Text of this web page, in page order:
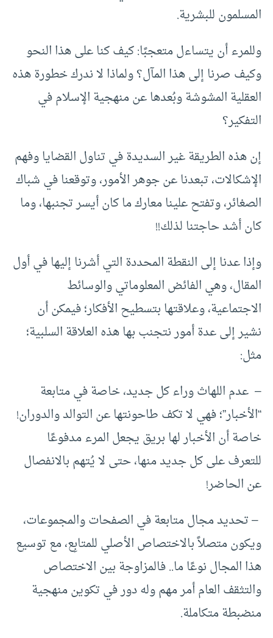
المسلمون للبشرية.
وللمرء أن يتساءل متعجبًا: كيف كنا على هذا النحو
وكيف صرنا إلى هذا المآل؟ ولماذا لا ندرك خطورة هذه
العقلية المشوشة وبُعدها عن منهجية الإسلام في
التفكير؟
إن هذه الطريقة غير السديدة في تناول القضايا وفهم
الإشكالات، تبعدنا عن جوهر الأمور، وتوقعنا في شباك
الصغائر، وتفتح علينا معارك ما كان أيسر تجنبها، وما
كان أشد حاجتنا لذلك!!
وإذا عدنا إلى النقطة المحددة التي أشرنا إليها في أول
المقال، وهي الفائض المعلوماتي والوسائط
الاجتماعية، وعلاقتها بتسطيح الأفكار؛ فيمكن أن
نشير إلى عدة أمور نتجنب بها هذه العلاقة السلبية؛
مثل:
– عدم اللهاث وراء كل جديد، خاصة في متابعة
“الأخبار”؛ فهي لا تكف طاحونتها عن التوالد والدوران!
خاصة أن الأخبار لها بريق يجعل المرء مدفوعًا
للتعرف على كل جديد منها، حتى لا يُتهم بالانفصال
عن الحاضر!
– تحديد مجال متابعة في الصفحات والمجموعات،
ويكون متصلاً بالاختصاص الأصلي للمتابِع، مع توسيع
هذا المجال نوعًا ما.. فالمزاوجة بين الاختصاص
والتثقف العام أمر مهم وله دور في تكوين منهجية
منضبطة متكاملة.